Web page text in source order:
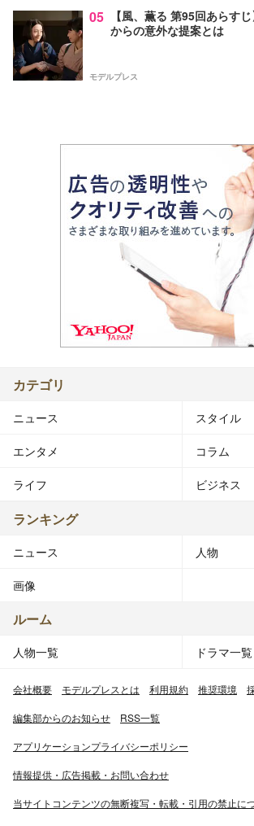
05
【風、薫る 第95回あらす
からの意外な提案とは
モデルプレス
カテゴリ
ニュース スタイル
エンタメ コラム
ライフ ビジネス
ランキング
ニュース 人物
画像
ルーム
人物一覧 ドラマ一覧
会社概要 モデルプレスとは 利用規約 推奨環境
編集部からのお知らせ RSS一覧
アプリケーションプライバシーポリシー
情報提供・広告掲載・お問い合わせ
当サイトコンテンツの無断複写・転載・引用の禁止に